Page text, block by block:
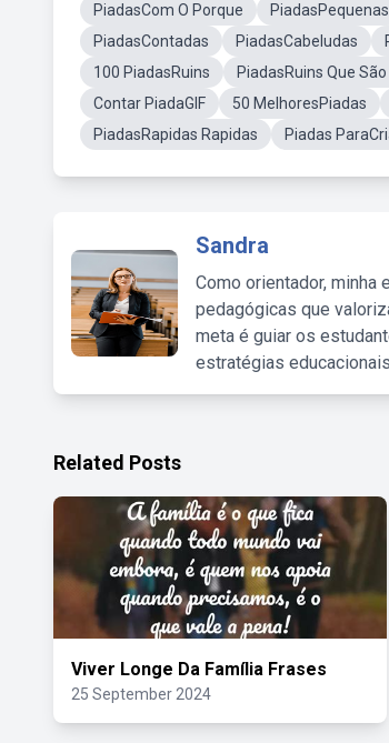
PiadasCom O Porque
PiadasPequenas
PiadasContadas
PiadasCabeludas
100 PiadasRuins
PiadasRuins Que
Contar PiadaGIF
50 MelhoresPiadas
PiadasRapidas Rapidas
Piadas
Sandra
Como orientador,
pedagógicas que
meta é guiar os
estratégias
Related Posts
Viver Longe Da Família Frases
25 September 2024